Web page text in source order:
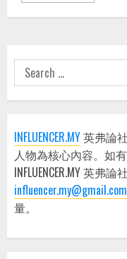
Search
for:
INFLUENCER.MY英弗論
人物為核心內容。如
INFLUENCER.MY 英弗
influencer.my@gmail.com
量。